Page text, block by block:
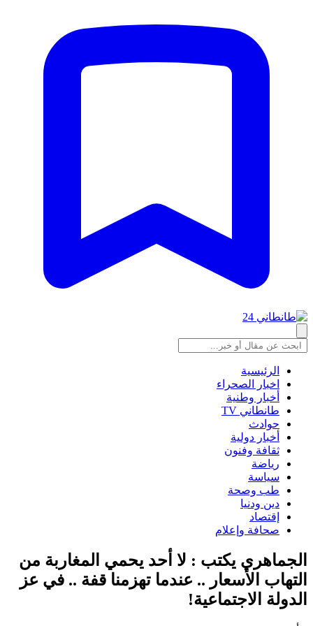
الرئيسية
اخبار الصحراء
أخبار وطنية
طانطاني TV
حوادث
أخبار دولية
ثقافة وفنون
رياضة
سياسة
طب وصحة
دين ودنيا
إقتصاد
صحافة وإعلام
الجماهري يكتب : لا أحد يحمي المغاربة من
التهاب الأسعار .. عندما تهزمنا قفة ‫..‬ في عز
الدولة الاجتماعية‫!‬